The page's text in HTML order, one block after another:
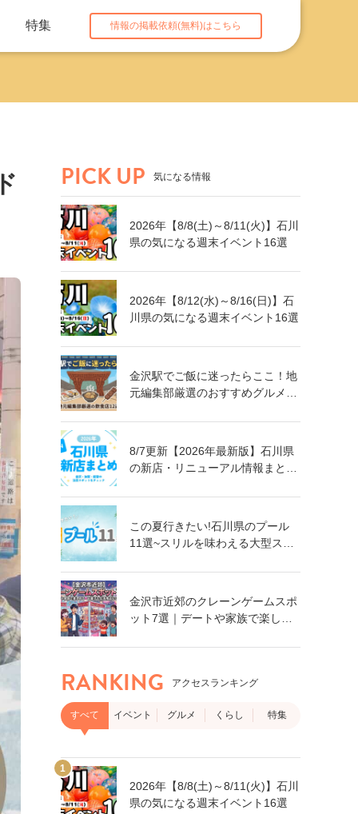
特集 情報の掲載依頼(無料)はこちら
PICK UP 気になる情報
2026年【8/8(土)～8/11(火)】石川
県の気になる週末イベント16選
2026年【8/12(水)～8/16(日)】石
川県の気になる週末イベント16選
金沢駅でご飯に迷ったらここ！地
元編集部厳選のおすすめグルメ・
応】
8/7更新【2026年最新版】石川県
の新店・リニューアル情報まとめ
トをチェック！
この夏行きたい!石川県のプール
11選~スリルを味わえる大型スラ
プールも!~
金沢市近郊のクレーンゲームスポ
ット7選｜デートや家族で楽しめ
ムセンター特集
RANKING アクセスランキング
すべて イベント グルメ くらし 特集
2026年【8/8(土)～8/11(火)】石川
県の気になる週末イベント16選